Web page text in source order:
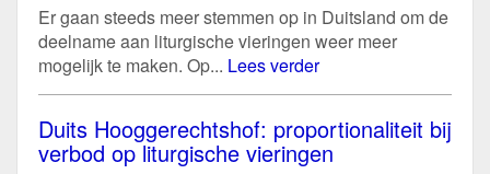
Er gaan steeds meer stemmen op in Duitsland om de
deelname aan liturgische vieringen weer meer
mogelijk te maken. Op... Lees verder
Duits Hooggerechtshof: proportionaliteit bij
verbod op liturgische vieringen